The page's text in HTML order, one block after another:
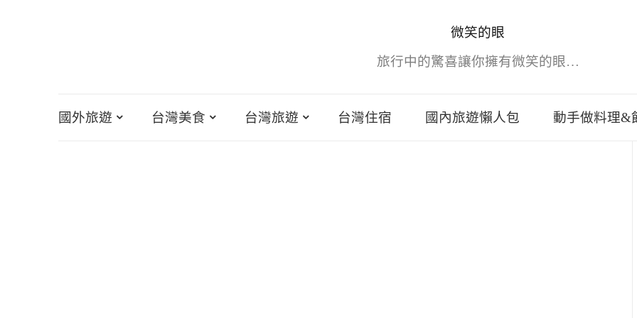
微笑的眼
旅行中的驚喜讓你擁有微笑的眼…
國外旅遊 台灣美食 台灣旅遊 台灣住宿 國內旅遊懶人包 動手做料理&